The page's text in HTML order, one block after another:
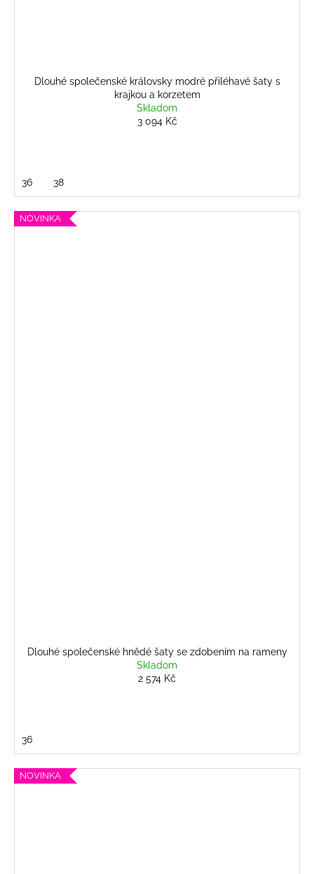
Dlouhé společenské královsky modré přiléhavé šaty s
krajkou a korzetem
Skladom
3 094 Kč
36 38
NOVINKA
Dlouhé společenské hnědé šaty se zdobením na rameny
Skladom
2 574 Kč
36
NOVINKA